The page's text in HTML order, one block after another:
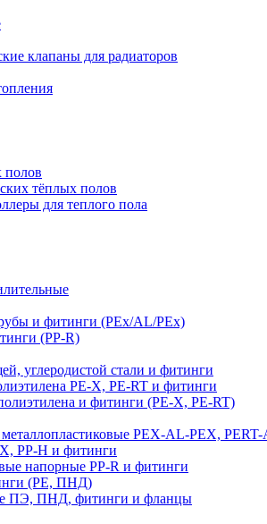
клапаны для радиаторов
полов
тёплых полов
для теплого пола
и фитинги (PEx/AL/PEx)
(PP-R)
углеродистой стали и фитинги
PE-X, PE-RT и фитинги
и фитинги (PE-X, PE-RT)
PEX-AL-PEX,
PP-H и фитинги
напорные PP-R и фитинги
(PE, ПНД)
ПЭ, ПНД, фитинги и фланцы